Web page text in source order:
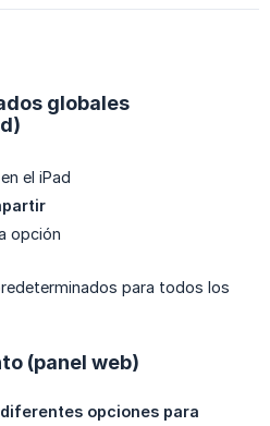
globales
en el iPad
opción
para todos los
(panel web)
diferentes opciones para